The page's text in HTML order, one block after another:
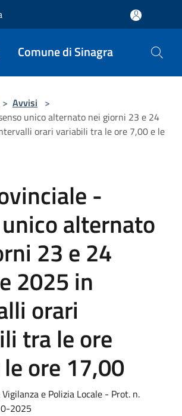
Comune di Sinagra
> Avvisi >
unico alternato nei giorni 23 e 24
orari variabili tra le ore 7,00 e le
-
alternato
23 e 24
2025 in
orari
tra le ore
ore 17,00
e Polizia Locale - Prot. n.
2025